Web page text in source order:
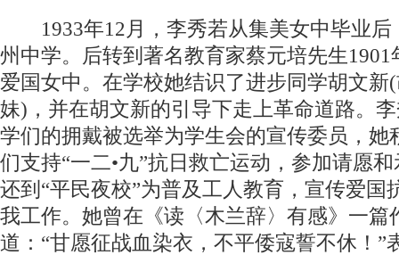
1933年12月，李秀若从集美女中毕业后
州中学。后转到著名教育家蔡元培先生1901
爱国女中。在学校她结识了进步同学胡文新
妹)，并在胡文新的引导下走上革命道路。
学们的拥戴被选举为学生会的宣传委员，她
们支持“一二•九”抗日救亡运动，参加请愿
还到“平民夜校”为普及工人教育，宣传爱国
我工作。她曾在《读〈木兰辞〉有感》一篇
道：“甘愿征战血染衣，不平倭寇誓不休！”